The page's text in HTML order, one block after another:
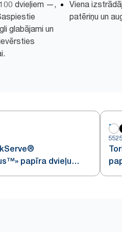
dvieļiem —,
glabājami un
Viena
patēriņu un
papīra dvieļu